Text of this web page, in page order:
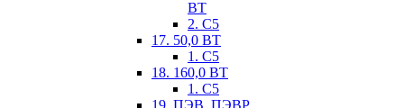
ВТ
2. С5
17. 50,0 ВТ
1. С5
18. 160,0 ВТ
1. С5
19. ПЭВ, ПЭВР